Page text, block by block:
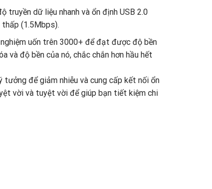
truyền dữ liệu nhanh và ổn định USB 2.0
(1.5Mbps).
uốn trên 3000+ để đạt được độ bền
và độ bền của nó, chắc chắn hơn hầu hết
để giảm nhiễu và cung cấp kết nối ổn
vời và tuyệt vời để giúp bạn tiết kiệm chi